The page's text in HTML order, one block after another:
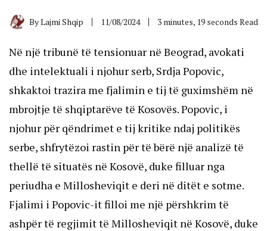
ByLajmi Shqip 11/08/2024 3 minutes, 19 seconds Read
Në një tribunë të tensionuar në Beograd, avokati
dhe intelektuali i njohur serb, Srdja Popovic,
shkaktoi trazira me fjalimin e tij të guximshëm në
mbrojtje të shqiptarëve të Kosovës. Popovic, i
njohur për qëndrimet e tij kritike ndaj politikës
serbe, shfrytëzoi rastin për të bërë një analizë të
thellë të situatës në Kosovë, duke filluar nga
periudha e Millosheviqit e deri në ditët e sotme.
Fjalimi i Popovic-it filloi me një përshkrim të
ashpër të regjimit të Millosheviqit në Kosovë, duke